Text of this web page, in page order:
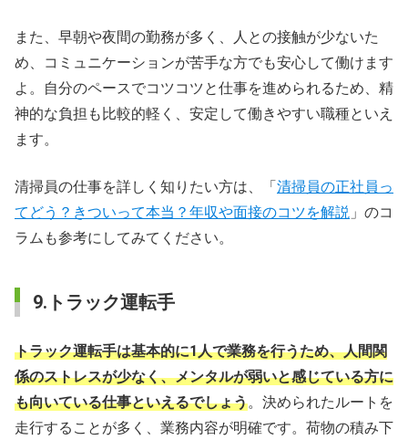
また、早朝や夜間の勤務が多く、人との接触が少ないた
め、コミュニケーションが苦手な方でも安心して働けます
よ。自分のペースでコツコツと仕事を進められるため、精
神的な負担も比較的軽く、安定して働きやすい職種といえ
ます。
清掃員の仕事を詳しく知りたい方は、「 清掃員の正社員っ
てどう？きついって本当？年収や面接のコツを解説 」のコ
ラムも参考にしてみてください。
9.トラック運転手
トラック運転手は基本的に1人で業務を行うため、人間関
係のストレスが少なく、メンタルが弱いと感じている方に
も向いている仕事といえるでしょう。決められたルートを
走行することが多く、業務内容が明確です。荷物の積み下